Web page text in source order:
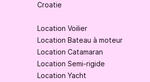
Croatie
Location Voilier
Location Bateau à moteur
Location Catamaran
Location Semi-rigide
Location Yacht